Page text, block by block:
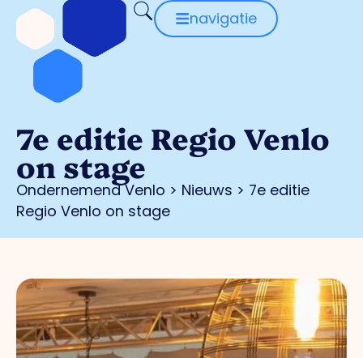
navigatie
7e editie Regio Venlo
on stage
Ondernemend Venlo > Nieuws > 7e editie
Regio Venlo on stage